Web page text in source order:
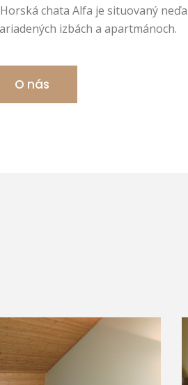
chata Alfa je situovaný
izbách a apartmánoch.
O nás